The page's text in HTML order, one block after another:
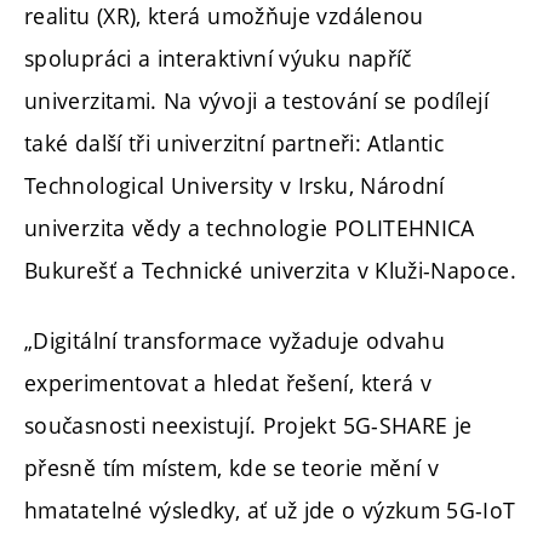
realitu (XR), která umožňuje vzdálenou
spolupráci a interaktivní výuku napříč
univerzitami. Na vývoji a testování se podílejí
také další tři univerzitní partneři: Atlantic
Technological University v Irsku, Národní
univerzita vědy a technologie POLITEHNICA
Bukurešť a Technické univerzita v Kluži-Napoce.
„Digitální transformace vyžaduje odvahu
experimentovat a hledat řešení, která v
současnosti neexistují. Projekt 5G-SHARE je
přesně tím místem, kde se teorie mění v
hmatatelné výsledky, ať už jde o výzkum 5G-IoT